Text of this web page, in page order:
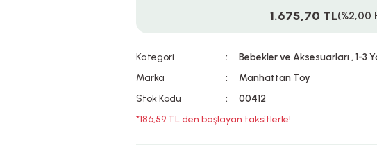
1.675,70 TL(%2,00
Kategori Bebekler ve Aksesuarları,1-3
Marka
Manhattan Toy
Stok Kodu
00412
*186,59 TL den başlayan taksitlerle!